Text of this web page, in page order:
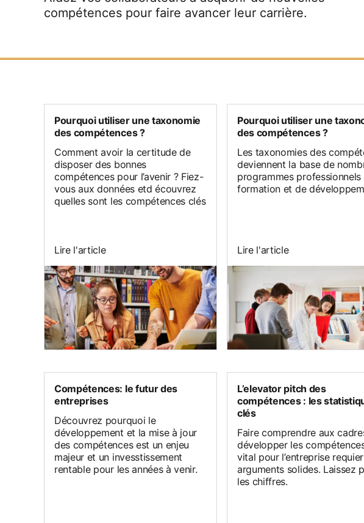
compétences pour faire avancer leur carrière.
Pourquoi utiliser une taxonomie
des compétences ?
Comment avoir la certitude de
disposer des bonnes
compétences pour l’avenir ? Fiez-
vous aux données etd écouvrez
quelles sont les compétences clés
Lire l'article
Pourquoi utiliser une
des compétences ?
Les taxonomies des
deviennent la base de
programmes professionnels
formation et de
Lire l'article
Compétences: le futur des
entreprises
Découvrez pourquoi le
développement et la mise à jour
des compétences est un enjeu
majeur et un invesstissement
rentable pour les années à venir.
L’elevator pitch des
compétences : les
clés
Faire comprendre aux
développer les
vital pour l’entreprise
arguments solides. Laissez
les chiffres.